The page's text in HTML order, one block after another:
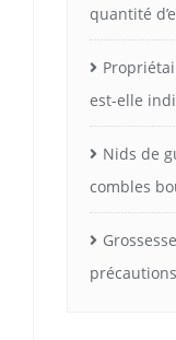
quantité
est-elle
Nids de
combles